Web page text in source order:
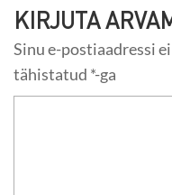
KIRJUTA
Sinu e-postiaadressi
tähistatud *-ga